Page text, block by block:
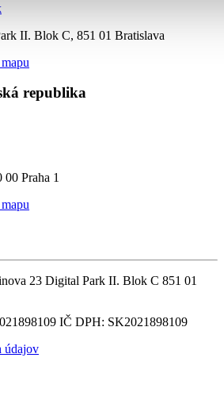
II. Blok C, 851 01 Bratislava
republika
00 Praha 1
23 Digital Park II. Blok C 851 01
IČ DPH: SK2021898109
údajov